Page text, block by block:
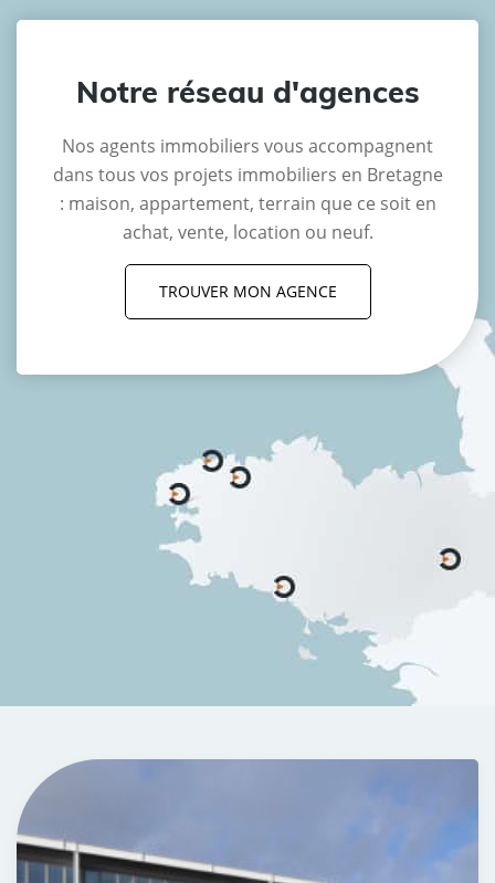
Notre réseau d'agences
Nos agents immobiliers vous accompagnent
dans tous vos projets immobiliers en Bretagne
: maison, appartement, terrain que ce soit en
achat, vente, location ou neuf.
TROUVER MON AGENCE